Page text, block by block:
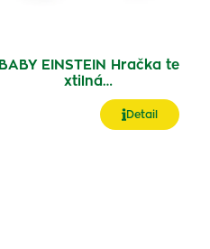
BABY EINSTEIN Hračka te
xtilná…
Detail